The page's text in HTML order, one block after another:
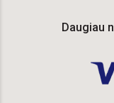
Daugiau